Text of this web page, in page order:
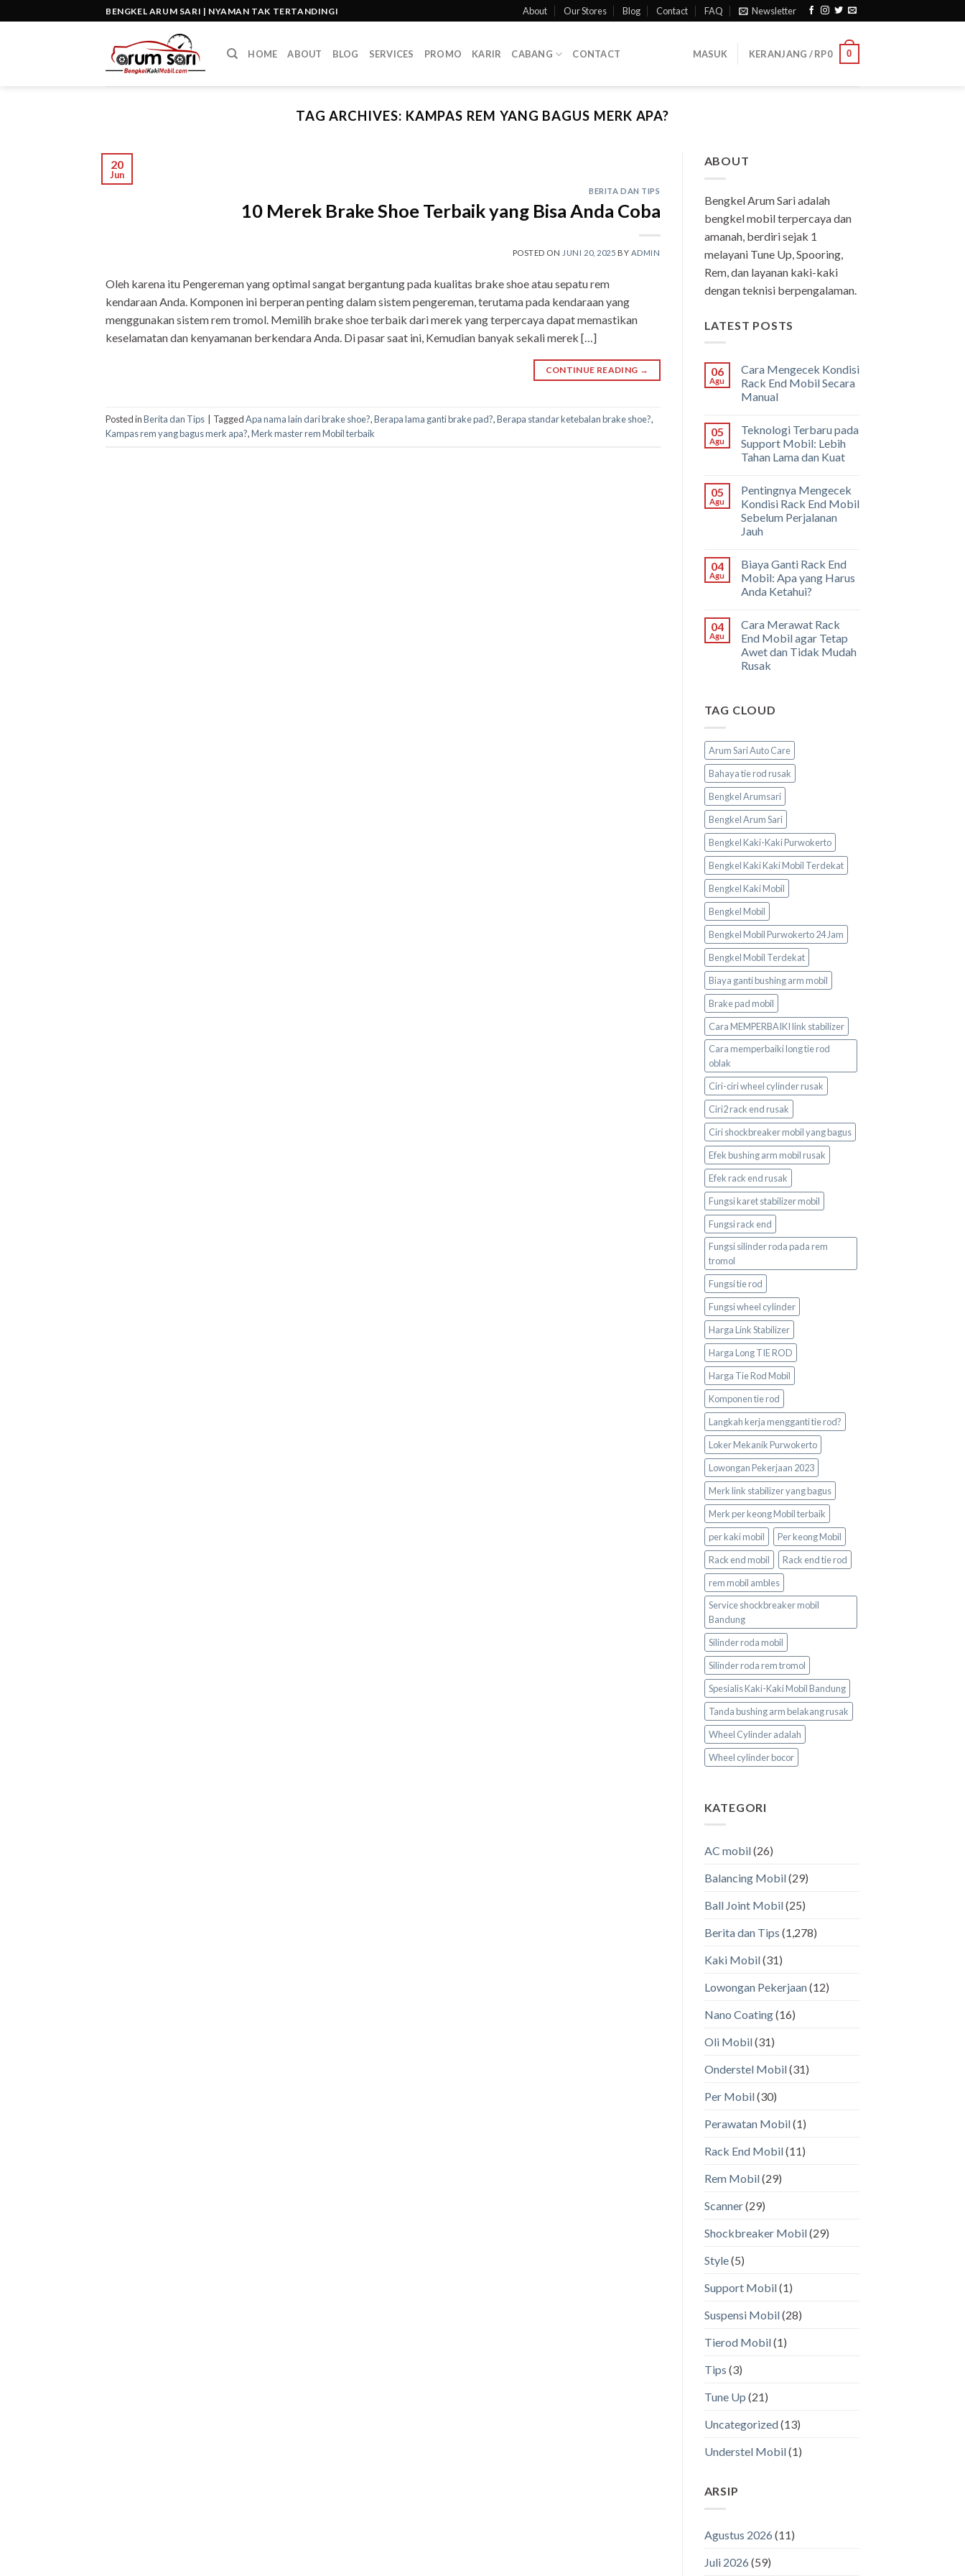
to
BENGKEL ARUM SARI | NYAMAN TAK TERTANDINGI About Our Stores Blog Contact FAQ Newsletter
HOME ABOUT BLOG SERVICES PROMO KARIR CABANG CONTACT MASUK KERANJANG /RP0 0
TAG ARCHIVES: KAMPAS REM YANG BAGUS MERK APA?
20
Jun
BERITA DAN TIPS
10 Merek Brake Shoe Terbaik yang Bisa Anda Coba
POSTED ON JUNI 20, 2025 BY ADMIN
Oleh karena itu Pengereman yang optimal sangat bergantung pada kualitas brake shoe atau sepatu rem
kendaraan Anda. Komponen ini berperan penting dalam sistem pengereman, terutama pada kendaraan yang
menggunakan sistem rem tromol. Memilih brake shoe terbaik dari merek yang terpercaya dapat memastikan
keselamatan dan kenyamanan berkendara Anda. Di pasar saat ini, Kemudian banyak sekali merek […]
CONTINUE READING →
Posted inBerita dan Tips TaggedApa nama lain dari brake shoe?,Berapa lama ganti brake pad?,Berapa standar ketebalan brake shoe?,
Kampas rem yang bagus merk apa?,Merk master rem Mobil terbaik
ABOUT
Bengkel Arum Sari adalah
bengkel mobil terpercaya dan
amanah, berdiri sejak 1
melayani Tune Up, Spooring,
Rem, dan layanan kaki-kaki
dengan teknisi berpengalaman.
LATEST POSTS
06
Agu
Cara Mengecek Kondisi
Rack End Mobil Secara
Manual
05
Agu
Teknologi Terbaru pada
Support Mobil: Lebih
Tahan Lama dan Kuat
05
Agu
Pentingnya Mengecek
Kondisi Rack End Mobil
Sebelum Perjalanan
Jauh
04
Agu
Biaya Ganti Rack End
Mobil: Apa yang Harus
Anda Ketahui?
04
Agu
Cara Merawat Rack
End Mobil agar Tetap
Awet dan Tidak Mudah
Rusak
TAG CLOUD
Arum Sari Auto Care
Bahaya tie rod rusak
Bengkel Arumsari
Bengkel Arum Sari
Bengkel Kaki-Kaki Purwokerto
Bengkel Kaki Kaki Mobil Terdekat
Bengkel Kaki Mobil
Bengkel Mobil
Bengkel Mobil Purwokerto 24 Jam
Bengkel Mobil Terdekat
Biaya ganti bushing arm mobil
Brake pad mobil
Cara MEMPERBAIKI link stabilizer
Cara memperbaiki long tie rod
oblak
Ciri-ciri wheel cylinder rusak
Ciri2 rack end rusak
Ciri shockbreaker mobil yang bagus
Efek bushing arm mobil rusak
Efek rack end rusak
Fungsi karet stabilizer mobil
Fungsi rack end
Fungsi silinder roda pada rem
tromol
Fungsi tie rod
Fungsi wheel cylinder
Harga Link Stabilizer
Harga Long TIE ROD
Harga Tie Rod Mobil
Komponen tie rod
Langkah kerja mengganti tie rod?
Loker Mekanik Purwokerto
Lowongan Pekerjaan 2023
Merk link stabilizer yang bagus
Merk per keong Mobil terbaik
per kaki mobil
Per keong Mobil
Rack end mobil
Rack end tie rod
rem mobil ambles
Service shockbreaker mobil
Bandung
Silinder roda mobil
Silinder roda rem tromol
Spesialis Kaki-Kaki Mobil Bandung
Tanda bushing arm belakang rusak
Wheel Cylinder adalah
Wheel cylinder bocor
KATEGORI
AC mobil(26)
Balancing Mobil(29)
Ball Joint Mobil(25)
Berita dan Tips (1,278)
Kaki Mobil(31)
Lowongan Pekerjaan(12)
Nano Coating(16)
Oli Mobil(31)
Onderstel Mobil(31)
Per Mobil(30)
Perawatan Mobil(1)
Rack End Mobil(11)
Rem Mobil(29)
Scanner(29)
Shockbreaker Mobil(29)
Style(5)
Support Mobil(1)
Suspensi Mobil(28)
Tierod Mobil(1)
Tips (3)
Tune Up (21)
Uncategorized(13)
Understel Mobil(1)
ARSIP
Agustus 2026 (11)
Juli 2026 (59)